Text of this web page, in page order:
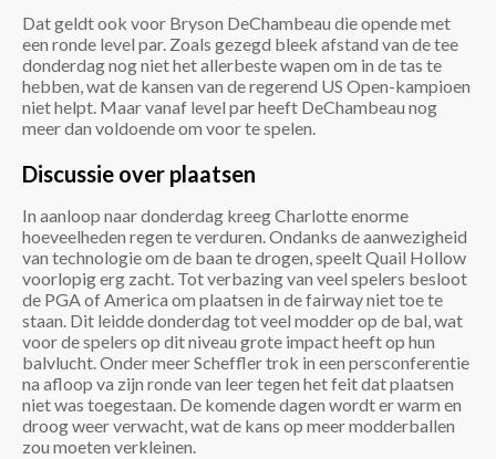
Dat geldt ook voor Bryson DeChambeau die opende met
een ronde level par. Zoals gezegd bleek afstand van de tee
donderdag nog niet het allerbeste wapen om in de tas te
hebben, wat de kansen van de regerend US Open-kampioen
niet helpt. Maar vanaf level par heeft DeChambeau nog
meer dan voldoende om voor te spelen.
Discussie over plaatsen
In aanloop naar donderdag kreeg Charlotte enorme
hoeveelheden regen te verduren. Ondanks de aanwezigheid
van technologie om de baan te drogen, speelt Quail Hollow
voorlopig erg zacht. Tot verbazing van veel spelers besloot
de PGA of America om plaatsen in de fairway niet toe te
staan. Dit leidde donderdag tot veel modder op de bal, wat
voor de spelers op dit niveau grote impact heeft op hun
balvlucht. Onder meer Scheffler trok in een persconferentie
na afloop va zijn ronde van leer tegen het feit dat plaatsen
niet was toegestaan. De komende dagen wordt er warm en
droog weer verwacht, wat de kans op meer modderballen
zou moeten verkleinen.